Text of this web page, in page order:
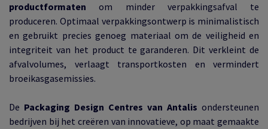
productformaten om minder verpakkingsafval te
produceren. Optimaal verpakkingsontwerp is minimalistisch
en gebruikt precies genoeg materiaal om de veiligheid en
integriteit van het product te garanderen. Dit verkleint de
afvalvolumes, verlaagt transportkosten en vermindert
broeikasgasemissies.
De Packaging Design Centres van Antalis ondersteunen
bedrijven bij het creëren van innovatieve, op maat gemaakte